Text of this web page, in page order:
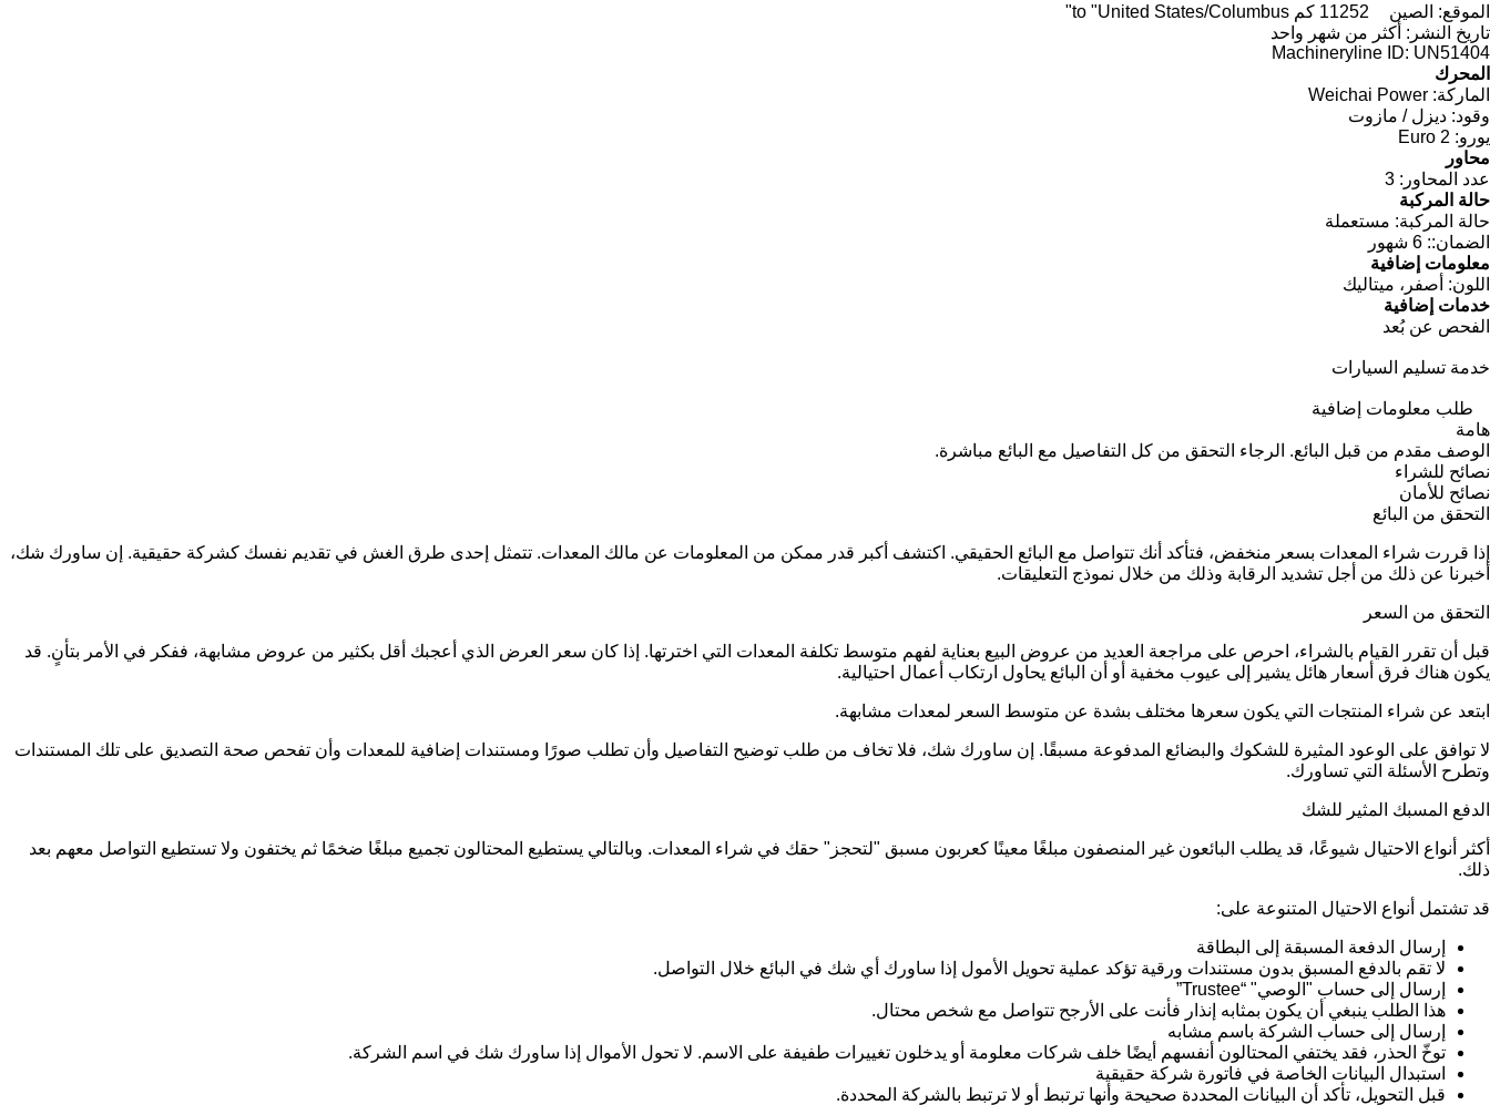
الموقع: الصين
11252 كم to "United States/Columbus"
تاريخ النشر: أكثر من شهر واحد
Machineryline ID: UN51404
المحرك
الماركة: Weichai Power
وقود: ديزل / مازوت
يورو: Euro 2
محاور
عدد المحاور: 3
حالة المركبة
حالة المركبة: مستعملة
الضمان:: 6 شهور
معلومات إضافية
اللون: أصفر، ميتاليك
خدمات إضافية
الفحص عن بُعد
خدمة تسليم السيارات
طلب معلومات إضافية
هامة
الوصف مقدم من قبل البائع. الرجاء التحقق من كل التفاصيل مع البائع مباشرة.
نصائح للشراء
نصائح للأمان
التحقق من البائع
إذا قررت شراء المعدات بسعر منخفض، فتأكد أنك تتواصل مع البائع الحقيقي. اكتشف أكبر قدر ممكن من المعلومات عن مالك المعدات. تتمثل إحدى طرق الغش في تقديم نفسك كشركة حقيقية. إن ساورك شك،
أخبرنا عن ذلك من أجل تشديد الرقابة وذلك من خلال نموذج التعليقات.
التحقق من السعر
قبل أن تقرر القيام بالشراء، احرص على مراجعة العديد من عروض البيع بعناية لفهم متوسط تكلفة المعدات التي اخترتها. إذا كان سعر العرض الذي أعجبك أقل بكثير من عروض مشابهة، ففكر في الأمر بتأنٍ. قد
يكون هناك فرق أسعار هائل يشير إلى عيوب مخفية أو أن البائع يحاول ارتكاب أعمال احتيالية.
ابتعد عن شراء المنتجات التي يكون سعرها مختلف بشدة عن متوسط السعر لمعدات مشابهة.
لا توافق على الوعود المثيرة للشكوك والبضائع المدفوعة مسبقًا. إن ساورك شك، فلا تخاف من طلب توضيح التفاصيل وأن تطلب صورًا ومستندات إضافية للمعدات وأن تفحص صحة التصديق على تلك المستندات
وتطرح الأسئلة التي تساورك.
الدفع المسبك المثير للشك
أكثر أنواع الاحتيال شيوعًا، قد يطلب البائعون غير المنصفون مبلغًا معينًا كعربون مسبق "لتحجز" حقك في شراء المعدات. وبالتالي يستطيع المحتالون تجميع مبلغًا ضخمًا ثم يختفون ولا تستطيع التواصل معهم بعد
ذلك.
قد تشتمل أنواع الاحتيال المتنوعة على:
إرسال الدفعة المسبقة إلى البطاقة
لا تقم بالدفع المسبق بدون مستندات ورقية تؤكد عملية تحويل الأمول إذا ساورك أي شك في البائع خلال التواصل.
إرسال إلى حساب "الوصي" “Trustee”
هذا الطلب ينبغي أن يكون بمثابه إنذار فأنت على الأرجح تتواصل مع شخص محتال.
إرسال إلى حساب الشركة باسم مشابه
توخّ الحذر، فقد يختفي المحتالون أنفسهم أيضًا خلف شركات معلومة أو يدخلون تغييرات طفيفة على الاسم. لا تحول الأموال إذا ساورك شك في اسم الشركة.
استبدال البيانات الخاصة في فاتورة شركة حقيقية
قبل التحويل، تأكد أن البيانات المحددة صحيحة وأنها ترتبط أو لا ترتبط بالشركة المحددة.